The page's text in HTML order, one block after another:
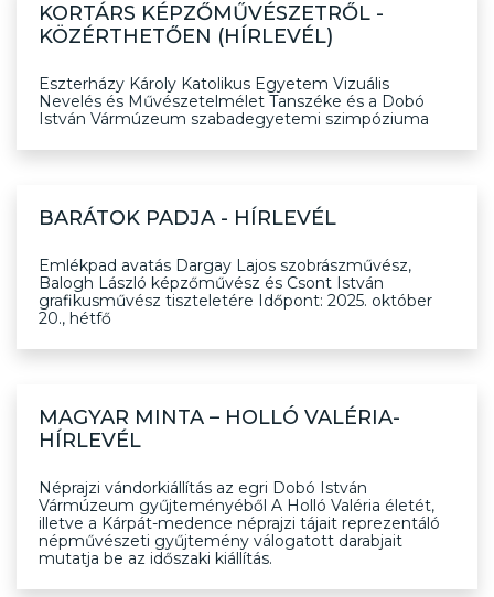
KORTÁRS KÉPZŐMŰVÉSZETRŐL -
KÖZÉRTHETŐEN (HÍRLEVÉL)
Eszterházy Károly Katolikus Egyetem Vizuális
Nevelés és Művészetelmélet Tanszéke és a Dobó
István Vármúzeum szabadegyetemi szimpóziuma
BARÁTOK PADJA - HÍRLEVÉL
Emlékpad avatás Dargay Lajos szobrászművész,
Balogh László képzőművész és Csont István
grafikusművész tiszteletére Időpont: 2025. október
20., hétfő
MAGYAR MINTA – HOLLÓ VALÉRIA-
HÍRLEVÉL
Néprajzi vándorkiállítás az egri Dobó István
Vármúzeum gyűjteményéből A Holló Valéria életét,
illetve a Kárpát-medence néprajzi tájait reprezentáló
népművészeti gyűjtemény válogatott darabjait
mutatja be az időszaki kiállítás.